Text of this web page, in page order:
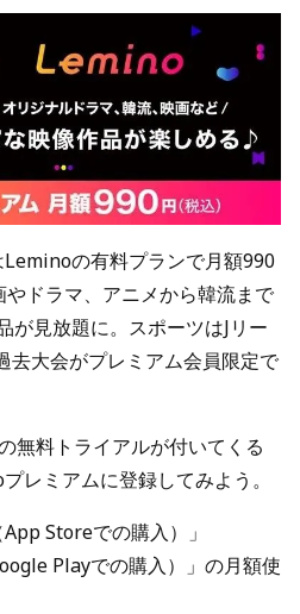
Leminoの有料プランで月額990
ドラマ、アニメから韓流まで
が見放題に。スポーツはJリー
去大会がプレミアム会員限定で
無料トライアルが付いてくる
レミアムに登録してみよう。
Storeでの購入）」
Playでの購入）」の月額使